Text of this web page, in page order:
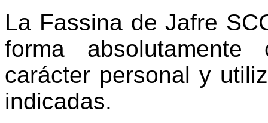
La Fassina de Jafre
forma
carácter personal y
indicadas.